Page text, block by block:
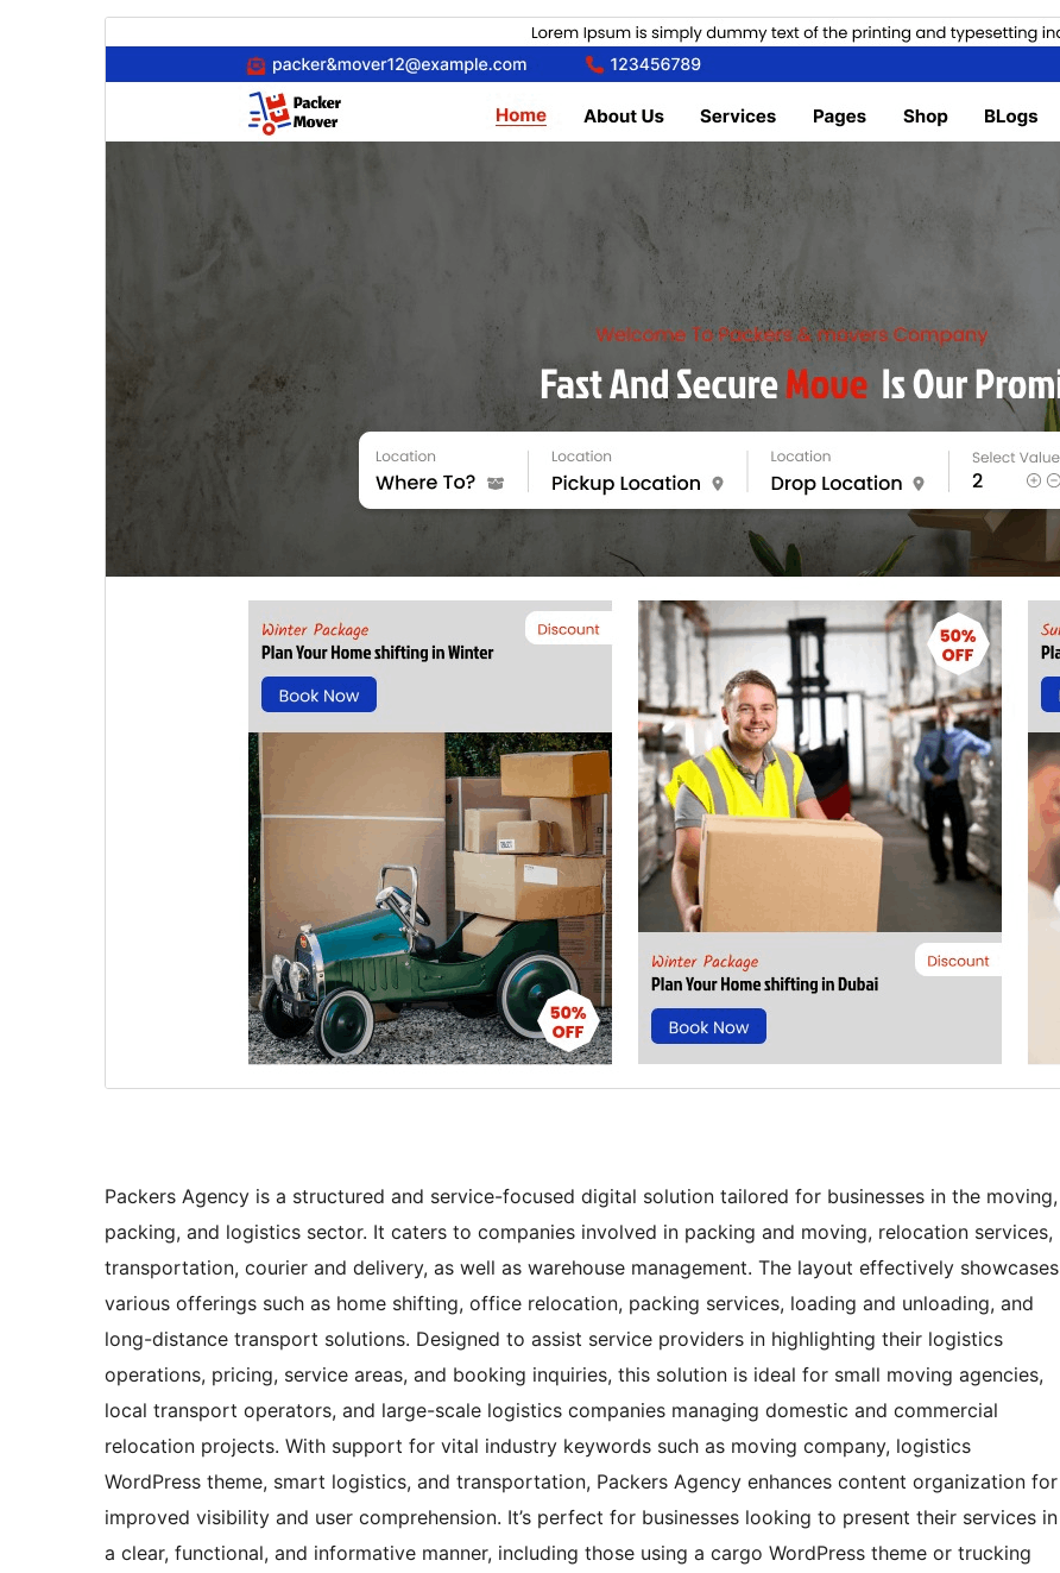
Packers Agency is a structured and service-focused digital solution tailored for businesses in the moving,
packing, and logistics sector. It caters to companies involved in packing and moving, relocation services,
transportation, courier and delivery, as well as warehouse management. The layout effectively showcases
various offerings such as home shifting, office relocation, packing services, loading and unloading, and
long-distance transport solutions. Designed to assist service providers in highlighting their logistics
operations, pricing, service areas, and booking inquiries, this solution is ideal for small moving agencies,
local transport operators, and large-scale logistics companies managing domestic and commercial
relocation projects. With support for vital industry keywords such as moving company, logistics
WordPress theme, smart logistics, and transportation, Packers Agency enhances content organization for
improved visibility and user comprehension. It’s perfect for businesses looking to present their services in
a clear, functional, and informative manner, including those using a cargo WordPress theme or trucking